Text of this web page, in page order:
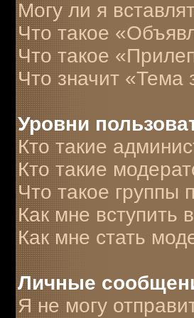
Могу ли я
Что такое
Что такое
Что значит «Тема
Уровни
Кто такие
Кто такие
Что такое группы
Как мне вступить
Как мне стать
Личные
Я не могу